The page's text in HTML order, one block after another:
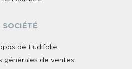
SOCIÉTÉ
de Ludifolie
générales de ventes